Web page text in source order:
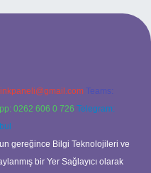
Teams:
0262 606 0 726 Telegram:
gereğince Bilgi Teknolojileri ve
bir Yer Sağlayıcı olarak